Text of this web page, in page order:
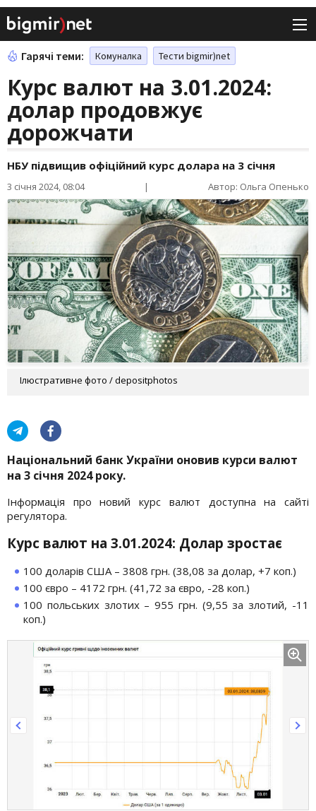
Гарячі теми: Комуналка Тести bigmir)net
Курс валют на 3.01.2024:
долар продовжує
дорожчати
НБУ підвищив офіційний курс долара на 3 січня
3 січня 2024, 08:04 | Автор: Ольга Опенько
Ілюстративне фото / depositphotos
Національний банк України оновив курси валют
на 3 січня 2024 року.
Інформація про новий курс валют доступна на сайті
регулятора.
Курс валют на 3.01.2024: Долар зростає
100 доларів США – 3808 грн. (38,08 за долар, +7 коп.)
100 євро – 4172 грн. (41,72 за євро, -28 коп.)
100 польських злотих – 955 грн. (9,55 за злотий, -11
коп.)